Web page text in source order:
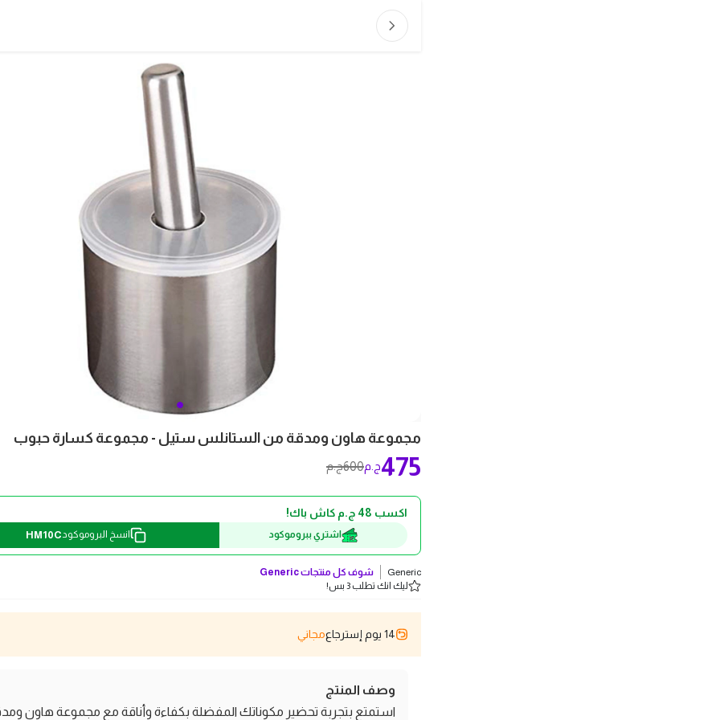
مجموعة هاون ومدقة من الستانلس ستيل - مجموعة كسارة حبوب
600ج.م 475ج.م
اكسب 48 ج.م كاش باك!
اشتري ببروموكود انسخ البروموكودHM10C
Generic شوف كل منتجاتGeneric
ليك انك تطلب 3 بس!
14 يوم إسترجاع مجاني
وصف المنتج
استمتع بتجربة تحضير مكوناتك المفضلة بكفاءة وأناقة مع مجموعة هاون